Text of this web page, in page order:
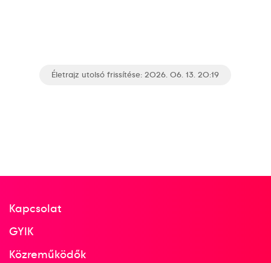
Életrajz utolsó frissítése: 2026. 06. 13. 20:19
Kapcsolat
GYIK
Közreműködők